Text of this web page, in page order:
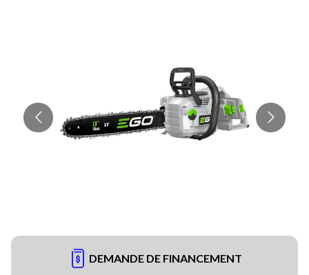
DEMANDE DE FINANCEMENT